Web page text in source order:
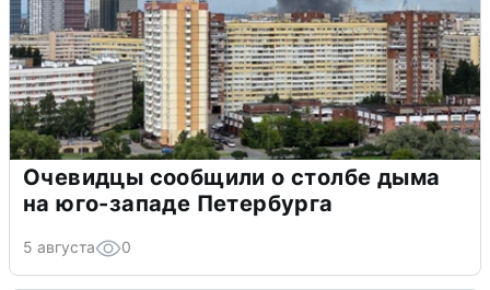
Очевидцы сообщили о столбе дыма
на юго-западе Петербурга
5 августа 0